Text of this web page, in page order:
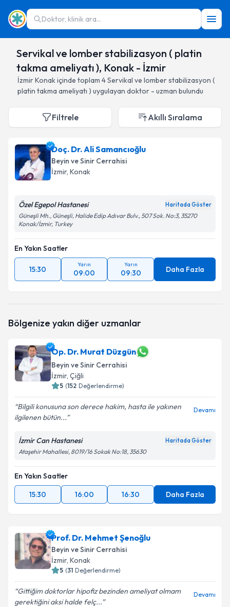
Doktor, klinik ara...
Servikal ve lomber stabilizasyon ( platin
takma ameliyatı ), Konak - İzmir
İzmirKonakiçinde toplam 4Servikal ve lomber stabilizasyon (
platin takma ameliyatı ) uygulayan doktor - uzman bulundu
Filtrele Akıllı Sıralama
Doç. Dr. Ali Samancıoğlu
Beyin ve Sinir Cerrahisi
İzmir, Konak
Özel Egepol Hastanesi Haritada Göster
Güneşli Mh., Güneşli, Halide Edip Adıvar Bulv., 507 Sok. No:3, 35270
Konak/İzmir, Turkey
En Yakın Saatler
15:30
Yarın
09:00
Yarın
09:30 Daha Fazla
Bölgenize yakın diğer uzmanlar
Op. Dr. Murat Düzgün
Beyin ve Sinir Cerrahisi
İzmir, Çiğli
5 (152 Değerlendirme)
Bilgili konusuna son derece hakim, hasta ile yakınen
ilgilenen bütün...
Devamı
İzmir Can Hastanesi Haritada Göster
Ataşehir Mahallesi, 8019/16 Sokak No:18, 35630
En Yakın Saatler
15:30
16:00 16:30 Daha Fazla
Prof. Dr. Mehmet Şenoğlu
Beyin ve Sinir Cerrahisi
İzmir, Konak
5 (31 Değerlendirme)
Gittiğim doktorlar hipofiz bezinden ameliyat olmam
gerektiğini aksi halde felç...
Devamı